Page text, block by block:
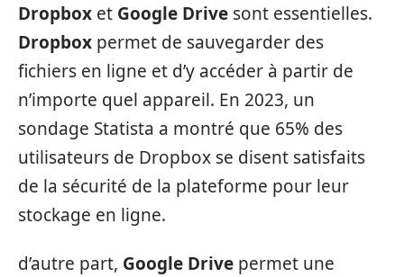
Dropbox et Google Drive sont essentielles.
Dropbox permet de sauvegarder des
fichiers en ligne et d’y accéder à partir de
n’importe quel appareil. En 2023, un
sondage Statista a montré que 65% des
utilisateurs de Dropbox se disent satisfaits
de la sécurité de la plateforme pour leur
stockage en ligne.
d’autre part, Google Drive permet une